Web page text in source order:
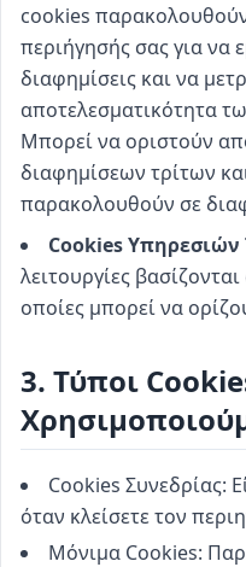
cookies
περιήγησής σας για να
διαφημίσεις και να
αποτελεσματικότητα
Μπορεί να οριστούν
διαφημίσεων τρίτων
παρακολουθούν σε
Cookies Υπηρεσιών
λειτουργίες
οποίες μπορεί να
3. Τύποι
Cookies Συνεδρίας:
όταν κλείσετε τον
Μόνιμα Cookies: